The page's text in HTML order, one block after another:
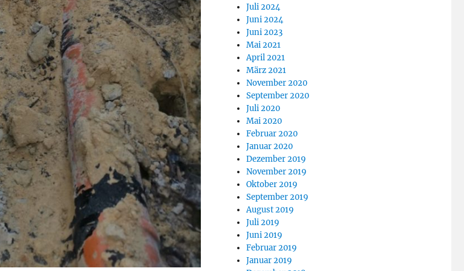
Juli 2024
Juni 2024
Juni 2023
Mai 2021
April 2021
März 2021
November 2020
September 2020
Juli 2020
Mai 2020
Februar 2020
Januar 2020
Dezember 2019
November 2019
Oktober 2019
September 2019
August 2019
Juli 2019
Juni 2019
Februar 2019
Januar 2019